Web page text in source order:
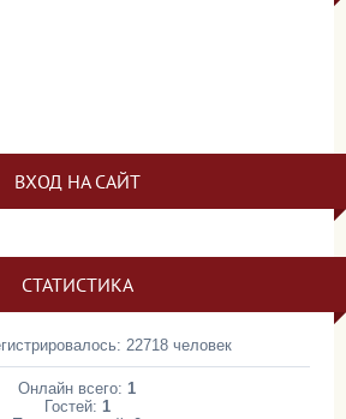
ВХОД НА САЙТ
СТАТИСТИКА
22718 человек
Онлайн всего: 1
Гостей: 1